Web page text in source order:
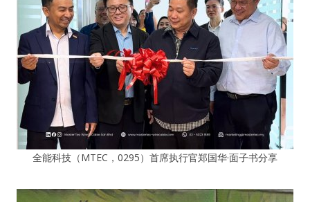
全能科技（MTEC，0295）首席执行官郑国华·面子书分享